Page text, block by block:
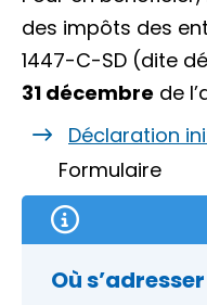
des impôts des
1447-C-SD (dite
31 décembre de
Déclaration
Formulaire
Où